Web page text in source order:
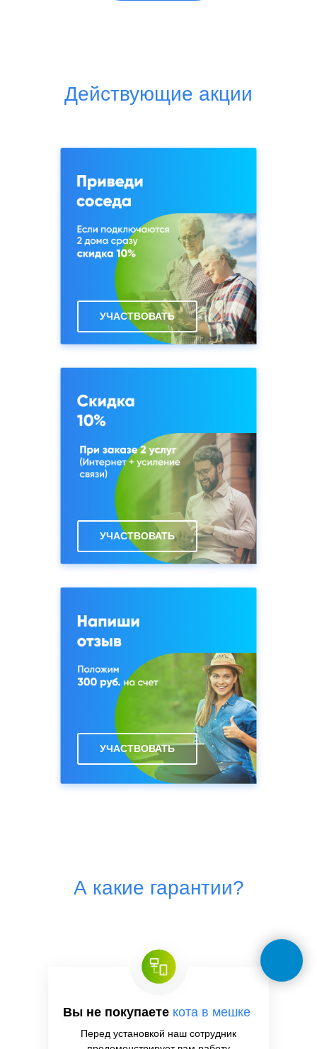
Лесные Поляны
д. Луговая
Мартьянково
Марьина Гора
Тишково
Михайловское
Федоровское
Данилово
Михалево
Фомкино
Дарьино
Хлопенево
Мураново
Царево
Доровское
Нагорное
Ельдигино
Назарово
Жилкино
Невзорово
Челюскинский
Жуковка
Никольское
Черкизово
Черноземово
Шаблыкино
Зеленый
Городок
Действующие акции
УЧАСТВОВАТЬ
УЧАСТВОВАТЬ
УЧАСТВОВАТЬ
А какие гарантии?
Вы не покупаете кота в мешке
Перед установкой наш сотрудник